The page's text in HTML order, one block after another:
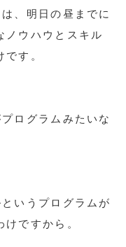
、明日の昼までに
ノウハウとスキル
です。
ログラムみたいな
いうプログラムが
ですから。